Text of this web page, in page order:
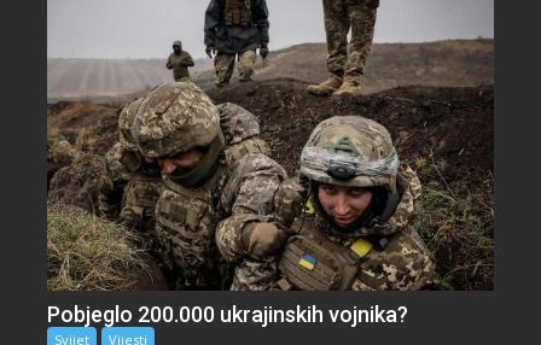
Pobjeglo 200.000 ukrajinskih vojnika?
Svijet Vijesti